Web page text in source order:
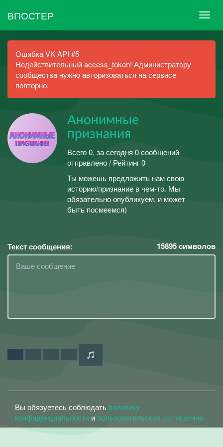
ВПОСТЕР
Ошибка VK API #5
Недействительный access_token! Администратору
сообщества нужно авторизоваться на сервисе
повторно.
Анонимные
признания
Всего 0, за сегодня 0 сообщений
отправлено / Рейтинг 0
Ты можешь предложить нам свою
историю/признание в чем-то. Мы
обязательно опубликуем, и может
быть посмеемся)
Текст сообщения: 15895символов
Вы обязуетесь соблюдать политику
конфиденциальности и пользовательское соглашение